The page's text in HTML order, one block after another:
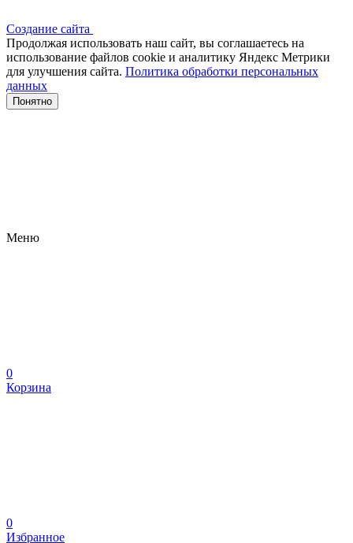
Создание сайта
Продолжая использовать наш сайт, вы соглашаетесь на
использование файлов сооkіе и аналитику Яндекс Метрики
для улучшения сайта. Политика обработки персональных
данных
Понятно
Меню
0
Корзина
0
Избранное